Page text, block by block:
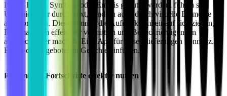
Indem Bilder, Symbole oder Emojis genutzt werden, fühlen sich
User nicht nur durch Text, sondern auch durch visuelle Elemente
angesprochen. Diese können die Aufmerksamkeit auf sich ziehen,
Informationen effektiver vermitteln und Benachrichtigungen
ansprechender machen. Eine App für Essenslieferungen könnte z.B.
Bilder der angebotenen Gerichte einfügen.
Persönliche Fortschritte effektiv nutzen